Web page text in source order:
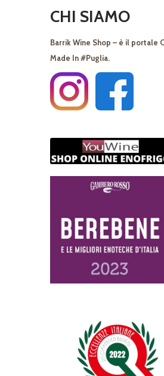
CHI SIAMO
Barrik Wine Shop – è il portale
Made In #Puglia.